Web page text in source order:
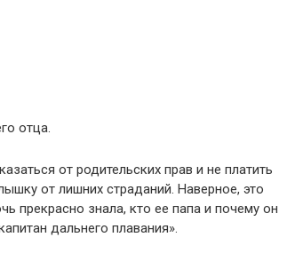
отца.
от родительских прав и не платить
от лишних страданий. Наверное, это
прекрасно знала, кто ее папа и почему он
дальнего плавания».